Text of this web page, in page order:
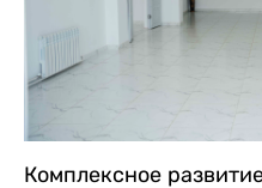
Комплексное